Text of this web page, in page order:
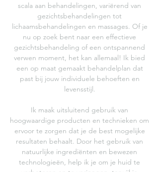
scala aan behandelingen, variërend van
gezichtsbehandelingen tot
lichaamsbehandelingen en massages. Of je
nu op zoek bent naar een effectieve
gezichtsbehandeling of een ontspannend
verwen moment, het kan allemaal! Ik bied
een op maat gemaakt behandelplan dat
past bij jouw individuele behoeften en
levensstijl.
Ik maak uitsluitend gebruik van
hoogwaardige producten en technieken om
ervoor te zorgen dat je de best mogelijke
resultaten behaalt. Door het gebruik van
natuurlijke ingrediënten en bewezen
technologieën, help ik je om je huid te